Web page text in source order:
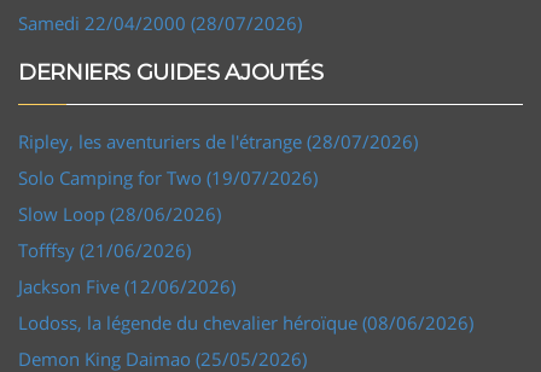
Samedi 22/04/2000 (28/07/2026)
DERNIERS GUIDES AJOUTÉS
Ripley, les aventuriers de l'étrange (28/07/2026)
Solo Camping for Two (19/07/2026)
Slow Loop (28/06/2026)
Tofffsy (21/06/2026)
Jackson Five (12/06/2026)
Lodoss, la légende du chevalier héroïque (08/06/2026)
Demon King Daimao (25/05/2026)